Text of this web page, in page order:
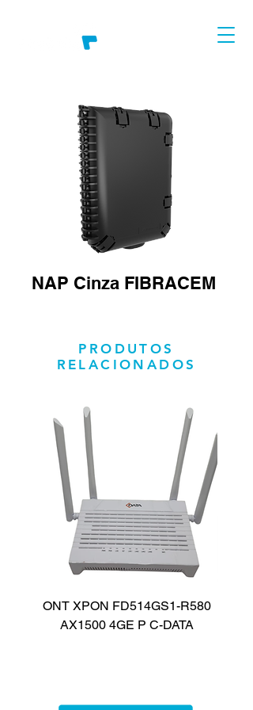
NAP Cinza FIBRACEM
PRODUTOS
RELACIONADOS
ONT XPON FD514GS1-R580
AX1500 4GE P C-DATA